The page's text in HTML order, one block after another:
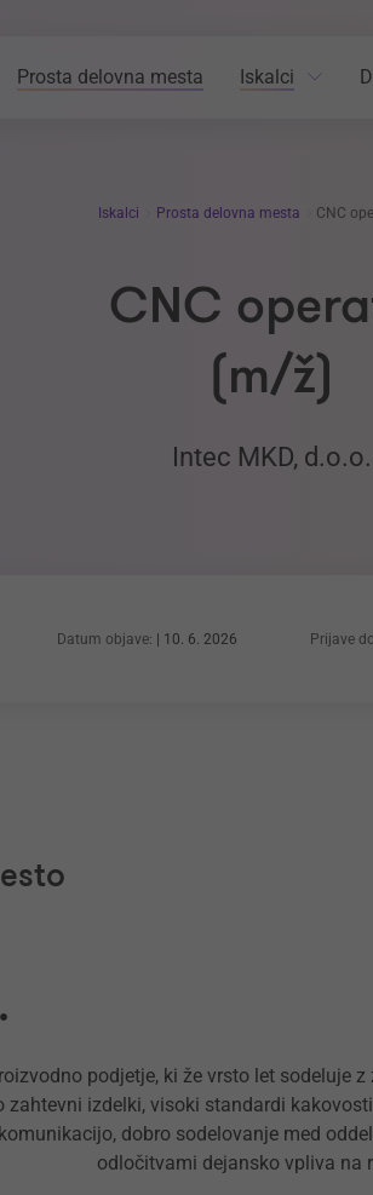
Prosta delovna mesta Iskalci
Iskalci Prosta delovna mesta CNC
CNC
(m/ž)
Intec MKD, d.o.o.
Datum objave: 10. 6. 2026 Prijave
podjetje, ki že vrsto let sodeluje
izdelki, visoki standardi
dobro sodelovanje med
odločitvami dejansko vpliva na